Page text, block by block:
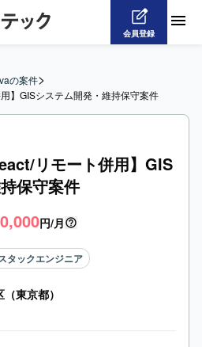
会員登録
の案件>
】GISシステム開発・維持保守案件
リモート併用】GIS
保守案件
円/月
タックエンジニア
東京都）